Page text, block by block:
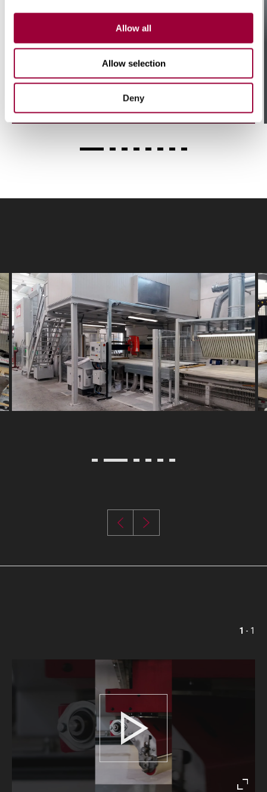
Allow all
Allow selection
Deny
Robuste und zuverlässige
1 - 1
Play